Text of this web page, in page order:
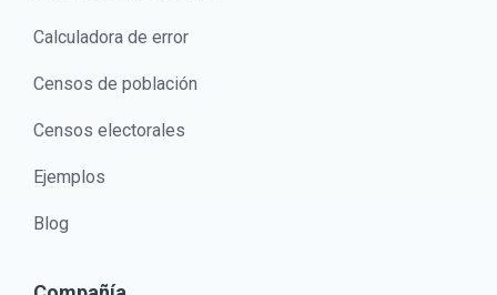
Calculadora de error
Censos de población
Censos electorales
Ejemplos
Blog